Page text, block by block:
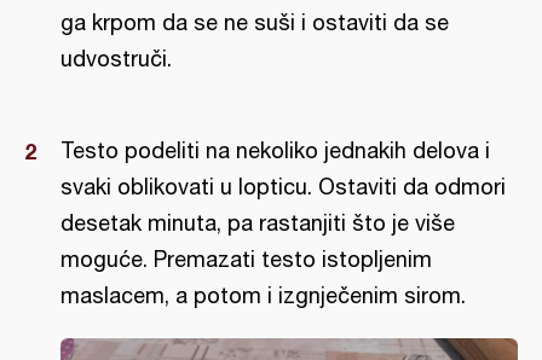
ga krpom da se ne suši i ostaviti da se
udvostruči.
Testo podeliti na nekoliko jednakih delova i
svaki oblikovati u lopticu. Ostaviti da odmori
desetak minuta, pa rastanjiti što je više
moguće. Premazati testo istopljenim
maslacem, a potom i izgnječenim sirom.